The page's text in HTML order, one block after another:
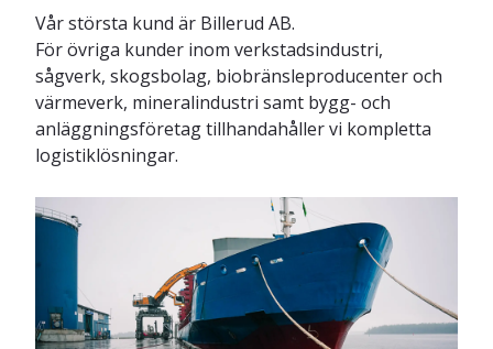
Vår största kund är Billerud AB.
För övriga kunder inom verkstadsindustri,
sågverk, skogsbolag, biobränsleproducenter och
värmeverk, mineralindustri samt bygg- och
anläggningsföretag tillhandahåller vi kompletta
logistiklösningar.